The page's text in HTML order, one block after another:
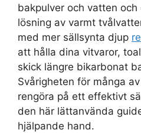
bakpulver och vatten och
lösning av varmt
med mer sällsynta djup
att hålla dina vitvaror,
skick längre bikarbonat
Svårigheten för många
rengöra på ett effektivt
den här lättanvända
hjälpande hand.